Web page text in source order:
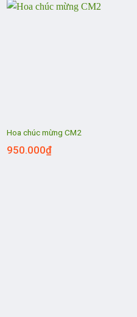
Hoa chúc mừng CM2
950.000₫